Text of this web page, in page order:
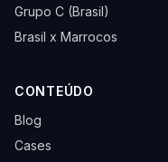
Grupo C (Brasil)
Brasil x Marrocos
CONTEÚDO
Blog
Cases